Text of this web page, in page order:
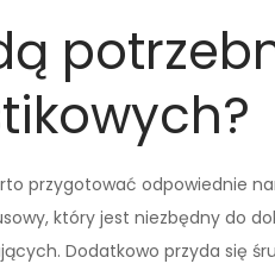
przygotować odpowiednie
który jest niezbędny do
Dodatkowo przyda się